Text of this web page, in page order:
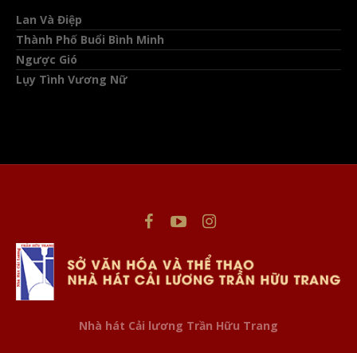
Lan Và Điệp
Thành Phố Buổi Bình Minh
Ngược Gió
Lụy Tình Vương Nữ
Nhà hát Cải lương Trần Hữu Trang
This website uses cookies to improve your experience. We'll
assume you're ok with this, but you can opt-out if you wish.